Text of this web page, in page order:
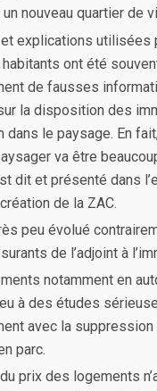
nouveau quartier de
explications utilisées
ont été
de fausses
la disposition des
dans le paysage. En
va être
dit et présenté dans
de la ZAC.
peu évolué
de l’adjoint à
notamment en
à des études
avec la suppression
parc.
prix des logements